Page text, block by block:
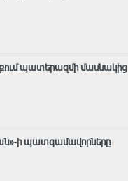
պատերազմի մասնակից
ի պատգամավորները